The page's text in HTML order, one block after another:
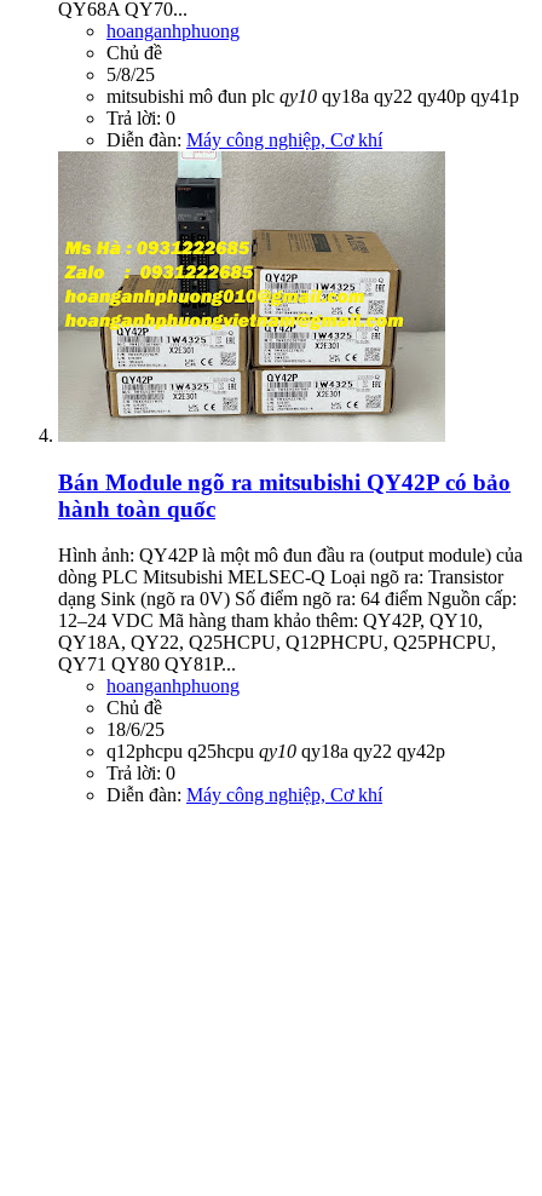
QY68A QY70...
hoanganhphuong
Chủ đề
5/8/25
mitsubishi mô đun plc qy10 qy18a qy22 qy40p qy41p
Trả lời: 0
Diễn đàn: Máy công nghiệp, Cơ khí
Bán Module ngõ ra mitsubishi QY42P có bảo
hành toàn quốc
Hình ảnh: QY42P là một mô đun đầu ra (output module) của
dòng PLC Mitsubishi MELSEC-Q Loại ngõ ra: Transistor
dạng Sink (ngõ ra 0V) Số điểm ngõ ra: 64 điểm Nguồn cấp:
12–24 VDC Mã hàng tham khảo thêm: QY42P, QY10,
QY18A, QY22, Q25HCPU, Q12PHCPU, Q25PHCPU,
QY71 QY80 QY81P...
hoanganhphuong
Chủ đề
18/6/25
q12phcpu q25hcpu qy10 qy18a qy22 qy42p
Trả lời: 0
Diễn đàn: Máy công nghiệp, Cơ khí